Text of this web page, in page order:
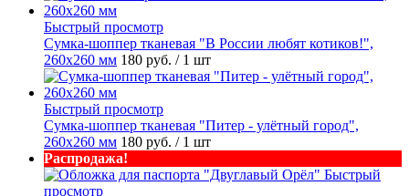
Быстрый просмотр
Сумка-шоппер тканевая "В России любят котиков!",
260х260 мм 180 руб. / 1 шт
Быстрый просмотр
Сумка-шоппер тканевая "Питер - улётный город",
260х260 мм 180 руб. / 1 шт
Распродажа!
Быстрый
просмотр